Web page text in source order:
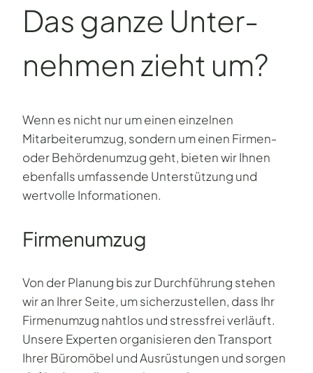
Das ganze Unter­
nehmen zieht um?
Wenn es nicht nur um einen einzelnen
Mitarbeiterumzug, sondern um einen Firmen-
oder Behördenumzug geht, bieten wir Ihnen
ebenfalls umfassende Unterstützung und
wertvolle Informationen.
Firmenumzug
Von der Planung bis zur Durchführung stehen
wir an Ihrer Seite, um sicherzustellen, dass Ihr
Firmenumzug nahtlos und stressfrei verläuft.
Unsere Experten organisieren den Transport
Ihrer Büromöbel und Ausrüstungen und sorgen